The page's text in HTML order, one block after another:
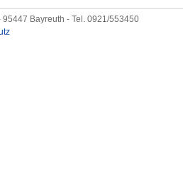
95447 Bayreuth - Tel. 0921/553450